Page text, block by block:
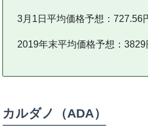
3月1日平均価格予想：727.56
2019年末平均価格予想：
カルダノ（ADA）